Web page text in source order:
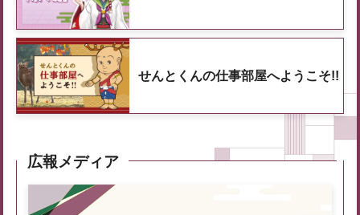
せんとくんの仕事部屋へようこそ!!
広報メディア